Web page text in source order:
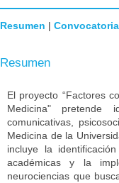
Resumen | Convocatoria
Resumen
El proyecto “Factores
Medicina" pretende
comunicativas,
Medicina de la
incluye la
académicas y la
neurociencias que